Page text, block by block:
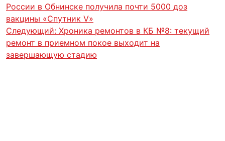
России в Обнинске получила почти 5000 доз
вакцины «Спутник V»
Следующий: Хроника ремонтов в КБ №8: текущий
ремонт в приемном покое выходит на
завершающую стадию